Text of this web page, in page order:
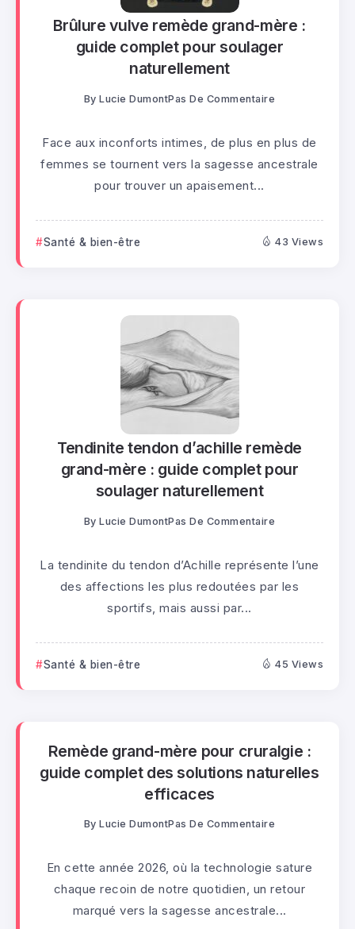
Brûlure vulve remède grand-mère :
guide complet pour soulager
naturellement
By Lucie DumontPas De Commentaire
Face aux inconforts intimes, de plus en plus de
femmes se tournent vers la sagesse ancestrale
pour trouver un apaisement...
Santé & bien-être 43 Views
Tendinite tendon d’achille remède
grand-mère : guide complet pour
soulager naturellement
By Lucie DumontPas De Commentaire
La tendinite du tendon d’Achille représente l’une
des affections les plus redoutées par les
sportifs, mais aussi par...
Santé & bien-être 45 Views
Remède grand-mère pour cruralgie :
guide complet des solutions naturelles
efficaces
By Lucie DumontPas De Commentaire
En cette année 2026, où la technologie sature
chaque recoin de notre quotidien, un retour
marqué vers la sagesse ancestrale...